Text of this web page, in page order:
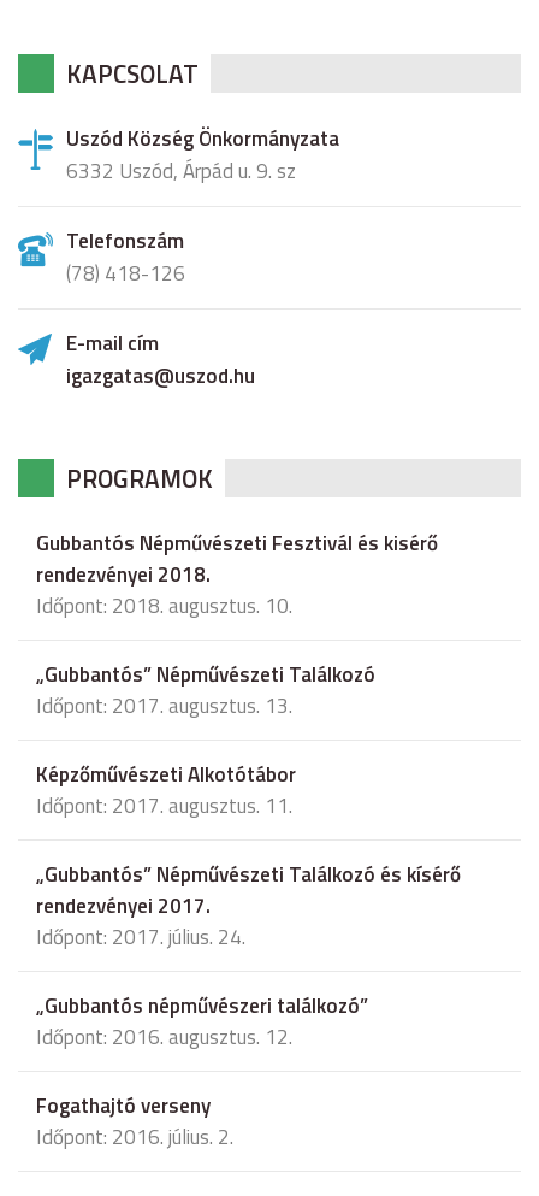
KAPCSOLAT
Uszód Község Önkormányzata
6332 Uszód, Árpád u. 9. sz
Telefonszám
(78) 418-126
E-mail cím
igazgatas@uszod.hu
PROGRAMOK
Gubbantós Népművészeti Fesztivál és kisérő
rendezvényei 2018.
Időpont: 2018. augusztus. 10.
„Gubbantós” Népművészeti Találkozó
Időpont: 2017. augusztus. 13.
Képzőművészeti Alkotótábor
Időpont: 2017. augusztus. 11.
„Gubbantós” Népművészeti Találkozó és kísérő
rendezvényei 2017.
Időpont: 2017. július. 24.
„Gubbantós népművészeri találkozó”
Időpont: 2016. augusztus. 12.
Fogathajtó verseny
Időpont: 2016. július. 2.